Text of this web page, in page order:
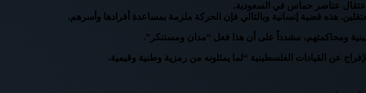
عناصر حماس في السعودية.
هذه قضية إنسانية وبالتالي فإن الحركة ملزمة بمساعدة أفرادها وأسرهم.
ومحاكمتهم، مشدداً على أن هذا فعل “مدان ومستنكر”.
عن القيادات الفلسطينية “لما يمثلونه من رمزية وطنية وقيمية.